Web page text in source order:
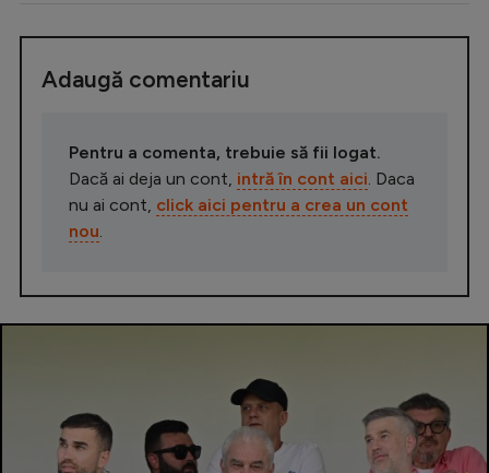
Adaugă comentariu
Pentru a comenta, trebuie să fii logat.
Dacă ai deja un cont, intră în cont aici. Daca
nu ai cont, click aici pentru a crea un cont
nou.